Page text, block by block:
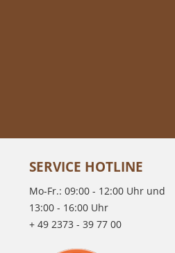
SERVICE HOTLINE
Mo-Fr.: 09:00 - 12:00 Uhr und
13:00 - 16:00 Uhr
+ 49 2373 - 39 77 00